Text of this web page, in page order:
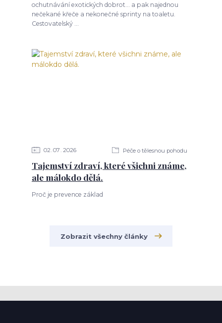
ochutnávání exotických dobrot... a pak najednou
nečekané křeče a nekonečné sprinty na toaletu.
Cestovatelský ...
02 07 2026 Péče o tělesnou pohodu
Tajemství zdraví, které všichni známe,
ale málokdo dělá.
Proč je prevence základ
Zobrazit všechny články